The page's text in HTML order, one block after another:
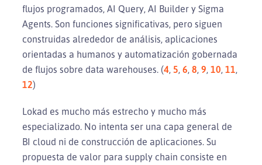
flujos programados, AI Query, AI Builder y Sigma
Agents. Son funciones significativas, pero siguen
construidas alrededor de análisis, aplicaciones
orientadas a humanos y automatización gobernada
de flujos sobre data warehouses. (4, 5, 6, 8, 9, 10, 11,
12)
Lokad es mucho más estrecho y mucho más
especializado. No intenta ser una capa general de
BI cloud ni de construcción de aplicaciones. Su
propuesta de valor para supply chain consiste en